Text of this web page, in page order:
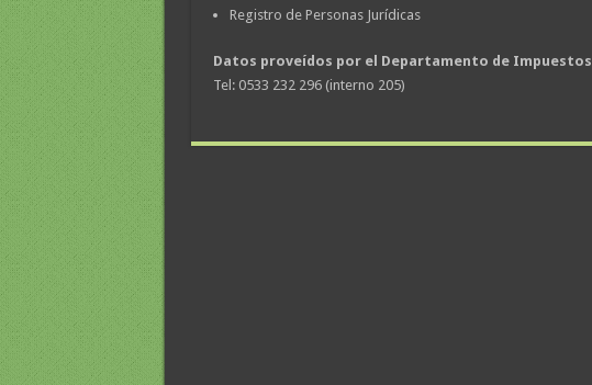
Registro de Personas Jurídicas
Datos proveídos por el Departamento de Impuestos
Tel: 0533 232 296 (interno 205)